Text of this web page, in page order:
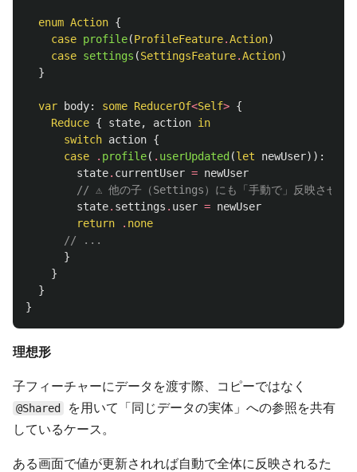
enum Action {
case profile(ProfileFeature.Action)
case settings (SettingsFeature.Action)
}
var body: some ReducerOf<Self> {
Reduce { state, action in
switch action {
case
. profile( . userUpdated (let newUser)):
state. currentUser = newUser
// ⚠️ 他の子（Settings）にも「手動で」反映させな
state. settings . user = newUser
return
. none
// ...
}
}
}
}
理想形
子フィーチャーにデータを渡す際、コピーではなく
@Shared
を用いて「同じデータの実体」への参照を共有
しているケース。
ある画面で値が更新されれば自動で全体に反映されるた